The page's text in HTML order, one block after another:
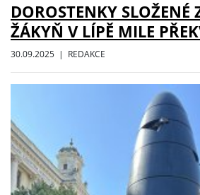
DOROSTENKY SLOŽENÉ
ŽÁKYŇ V LÍPĚ MILE
30.09.2025 | REDAKCE